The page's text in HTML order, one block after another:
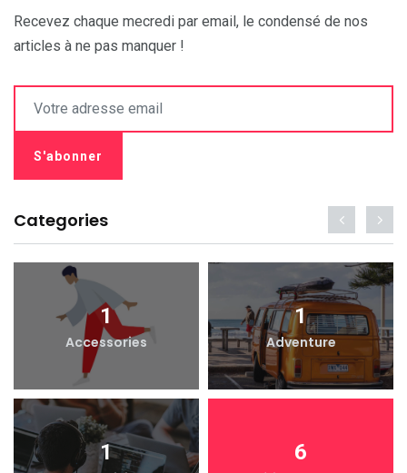
Recevez chaque mecredi par email, le condensé de nos
articles à ne pas manquer !
Categories
1
Accessories
1
Adventure
1 6